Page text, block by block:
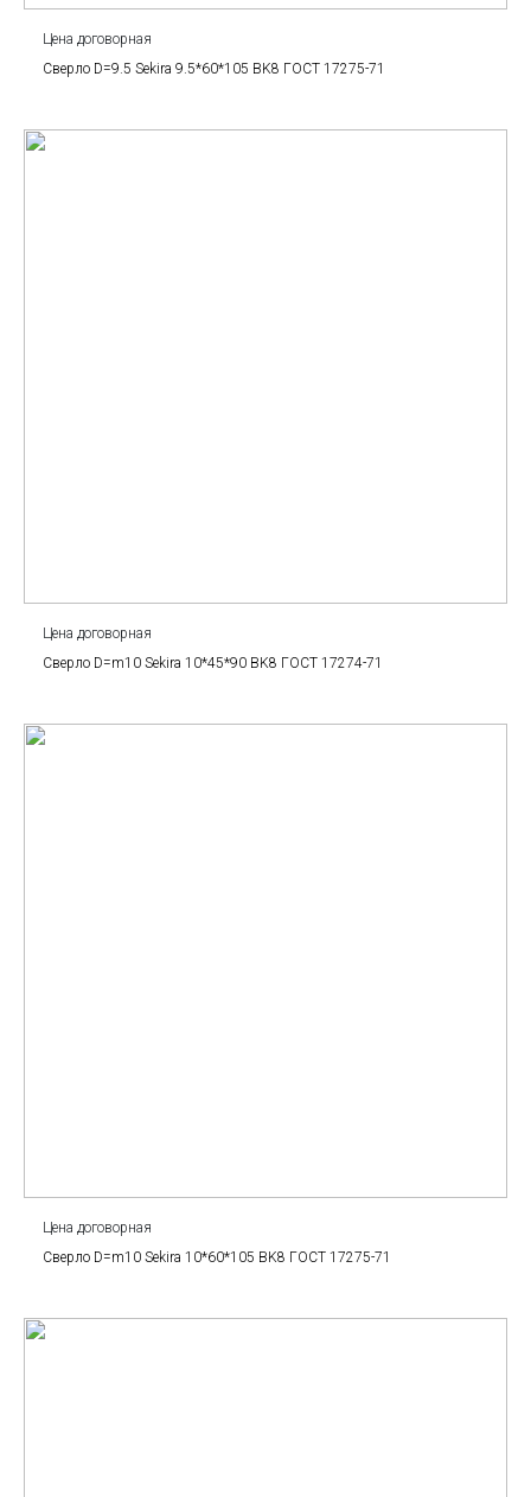
Цена договорная
Сверло D=9.5 Sekira 9.5*60*105 BK8 ГОСТ 17275-71
Цена договорная
Сверло D=m10 Sekira 10*45*90 BK8 ГОСТ 17274-71
Цена договорная
Сверло D=m10 Sekira 10*60*105 BK8 ГОСТ 17275-71